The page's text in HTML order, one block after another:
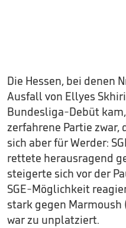
Die Hessen, bei denen
Ausfall von Ellyes
Bundesliga-Debüt
zerfahrene Partie zwar,
sich aber für Werder:
rettete herausragend
steigerte sich vor der
SGE-Möglichkeit
stark gegen Marmoush
war zu unplatziert.